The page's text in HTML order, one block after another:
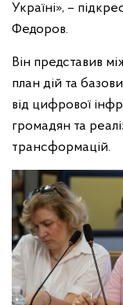
Україні», –
Федоров.
Він представив
план дій та
від цифрової
громадян та
трансформацій.